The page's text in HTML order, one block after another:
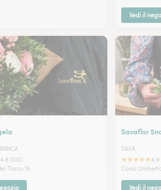
Vedi il
4.8 (100)
Tocco 15
Savaflor
SAVA
★★★★★4.9
Corso
Vedi il